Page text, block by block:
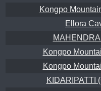
Kongpo
Ellora
Kongpo
Kongpo
KIDARIPATTI